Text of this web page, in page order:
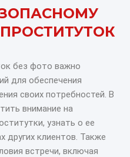
без фото важно
для обеспечения
своих потребностей. В
внимание на
узнать о ее
других клиентов. Также
встречи, включая